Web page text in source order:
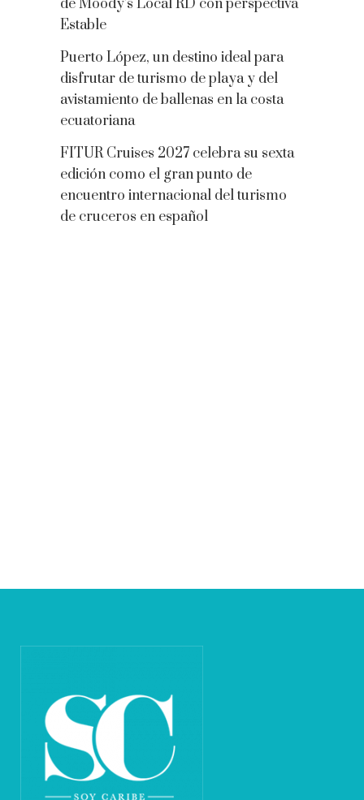
de Moody’s Local RD con perspectiva
Estable
Puerto López, un destino ideal para
disfrutar de turismo de playa y del
avistamiento de ballenas en la costa
ecuatoriana
FITUR Cruises 2027 celebra su sexta
edición como el gran punto de
encuentro internacional del turismo
de cruceros en español